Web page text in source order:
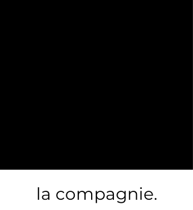
la compagnie.